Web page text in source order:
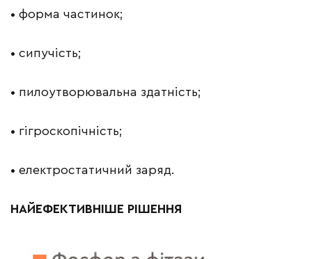
• форма частинок;
• сипучість;
• пилоутворювальна здатність;
• гігроскопічність;
• електростатичний заряд.
НАЙЕФЕКТИВН ШЕ Р ШЕ ННЯ